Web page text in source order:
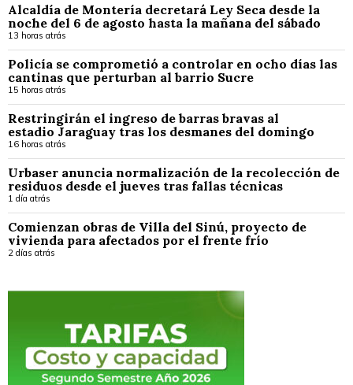
Alcaldía de Montería decretará Ley Seca desde la
noche del 6 de agosto hasta la mañana del sábado
13 horas atrás
Policía se comprometió a controlar en ocho días las
cantinas que perturban al barrio Sucre
15 horas atrás
Restringirán el ingreso de barras bravas al
estadio Jaraguay tras los desmanes del domingo
16 horas atrás
Urbaser anuncia normalización de la recolección de
residuos desde el jueves tras fallas técnicas
1 día atrás
Comienzan obras de Villa del Sinú, proyecto de
vivienda para afectados por el frente frío
2 días atrás